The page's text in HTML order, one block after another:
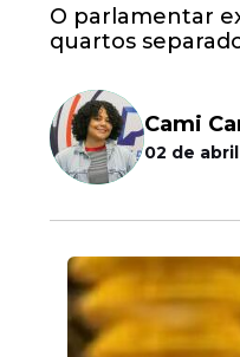
O parlamentar
quartos
Cami
02 de